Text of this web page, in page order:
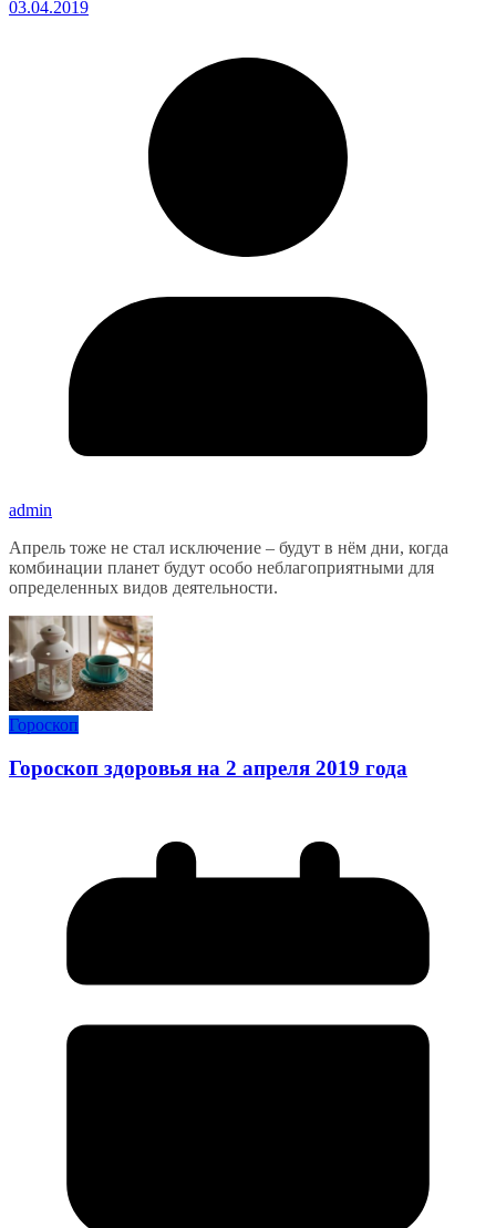
03.04.2019
admin
Апрель тоже не стал исключение – будут в нём дни, когда
комбинации планет будут особо неблагоприятными для
определенных видов деятельности.
Гороскоп
Гороскоп здоровья на 2 апреля 2019 года